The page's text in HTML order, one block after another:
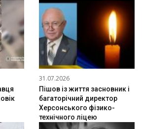
31.07.2026
Пішов із життя засновник і
багаторічний директор
Херсонського фізико-
технічного ліцею